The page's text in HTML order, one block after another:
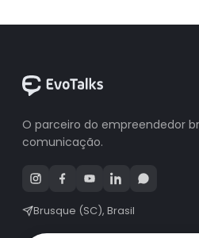
O parceiro do empreendedor
comunicação.
Brusque (SC), Brasil